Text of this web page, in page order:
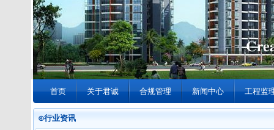
首页 关于君诚 合规管理 新闻中心 工程监
⊙行业资讯